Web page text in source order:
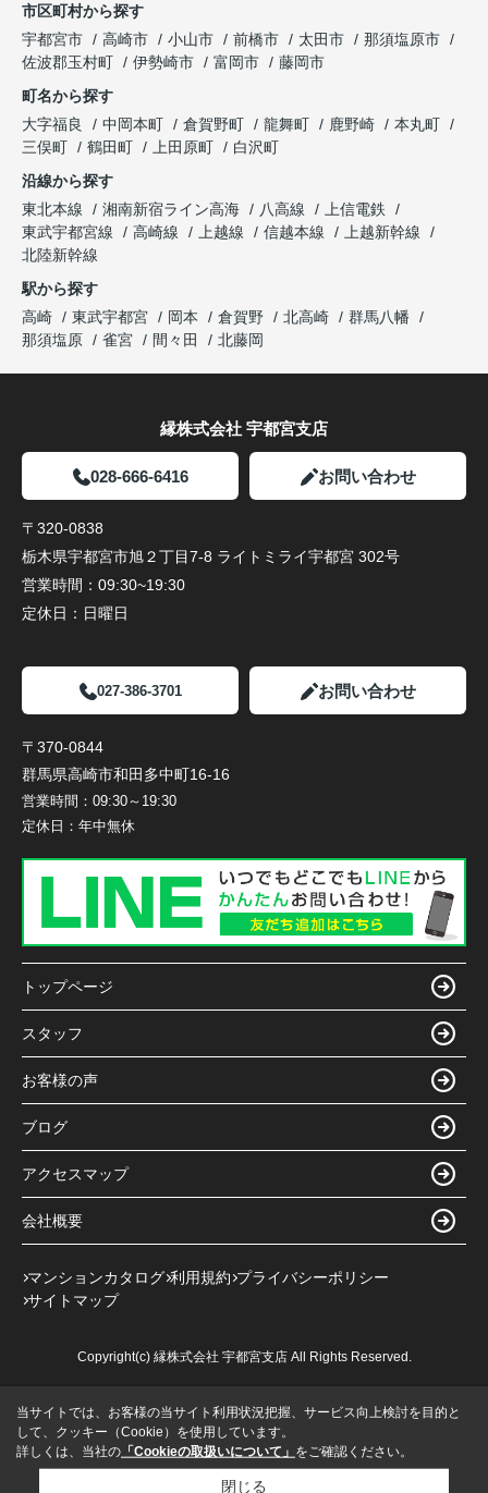
市区町村から探す
宇都宮市
高崎市 小山市 前橋市 太田市
那須塩原市
佐波郡玉村町
伊勢崎市 富岡市
藤岡市
町名から探す
大字福良
中岡本町 倉賀野町 龍舞町 鹿野崎
本丸町
三俣町
鶴田町 上田原町
白沢町
沿線から探す
東北本線
湘南新宿ライン高海 八高線
上信電鉄
東武宇都宮線
高崎線 上越線 信越本線
上越新幹線
北陸新幹線
駅から探す
高崎
東武宇都宮 岡本 倉賀野 北高崎
群馬八幡
那須塩原
雀宮 間々田 北藤岡
縁株式会社 宇都宮支店
028-666-6416 お問い合わせ
〒320-0838
栃木県宇都宮市旭２丁目7-8 ライトミライ宇都宮 302号
営業時間： 09:30~19:30
定休日： 日曜日
027-386-3701 お問い合わせ
〒370-0844
群馬県高崎市和田多中町16-16
営業時間： 09:30～19:30
定休日： 年中無休
トップページ
スタッフ
お客様の声
ブログ
アクセスマップ
会社概要
マンションカタログ 利用規約 プライバシーポリシー
サイトマップ
Copyright(c) 縁株式会社 宇都宮支店 All Rights Reserved.
当サイトでは、お客様の当サイト利用状況把握、サービス向上検討を目的と
して、クッキー（Cookie）を使用しています。
詳しくは、当社の 「Cookieの取扱いについて」 をご確認ください。
閉じる